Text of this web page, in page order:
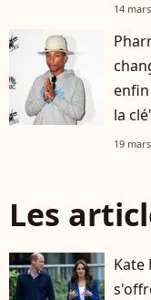
14
la
19
Les
Kate